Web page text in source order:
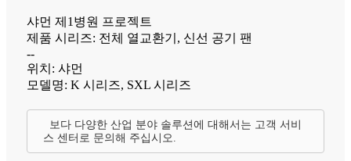
샤먼 제1병원 프로젝트
제품 시리즈: 전체 열교환기, 신선 공기 팬
--
위치: 샤먼
모델명: K 시리즈, SXL 시리즈
보다 다양한 산업 분야 솔루션에 대해서는 고객 서비
스 센터로 문의해 주십시오.